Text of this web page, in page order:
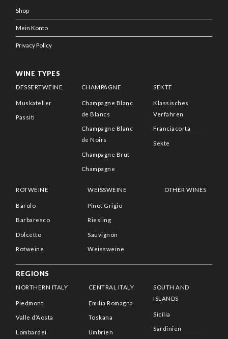
Shop
Mein Konto
Privacy Policy
WINE TYPES
DESSERTWEINE
Muskateller
Passiti
CHAMPAGNE
Champagne Blanc
de Blancs
Champagne Blanc
de Noirs
Champagne Brut
Champagne
SEKTE
Klassisches
Verfahren
Franciacorta
Sekte
ROTWEINE
Barolo
Barbaresco
Dolcetto
Rotweine
WEISSWEINE
Pinot Grigio
Riesling
Sauvignon
Weissweine
OTHER WINES
REGIONS
NORTHERN ITALY
Piedmont
Valle d’Aosta
Lombardei
CENTRAL ITALY
Emilia Romagna
Toskana
Umbrien
SOUTH AND
ISLANDS
Sicilia
Sardinien